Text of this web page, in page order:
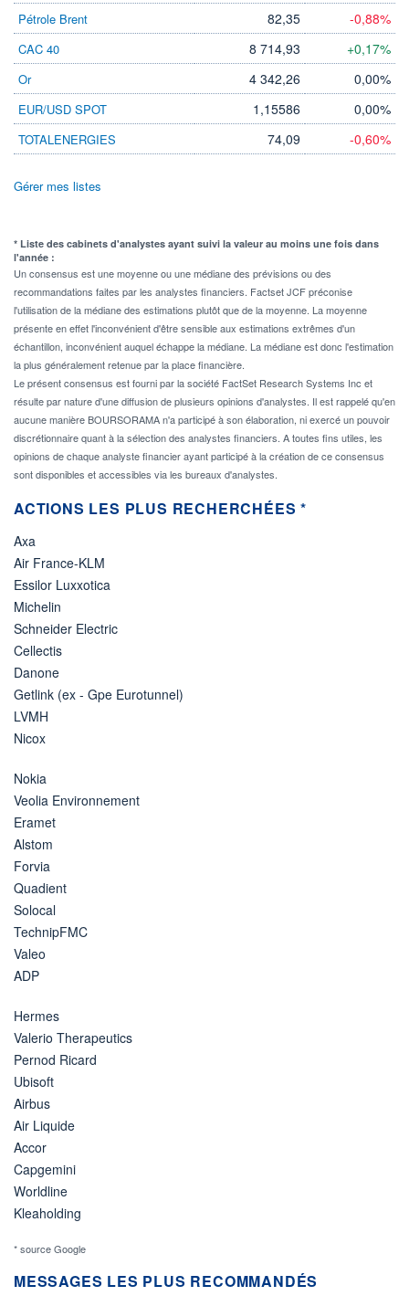
Pétrole Brent 82,35 -0,88%
CAC 40 8 714,93 +0,17%
Or 4 342,26 0,00%
EUR/USD SPOT 1,15586 0,00%
TOTALENERGIES 74,09 -0,60%
Gérer mes listes
* Liste des cabinets d'analystes ayant suivi la valeur au moins une fois dans
l'année :
Un consensus est une moyenne ou une médiane des prévisions ou des
recommandations faites par les analystes financiers. Factset JCF préconise
l'utilisation de la médiane des estimations plutôt que de la moyenne. La moyenne
présente en effet l'inconvénient d'être sensible aux estimations extrêmes d'un
échantillon, inconvénient auquel échappe la médiane. La médiane est donc l'estimation
la plus généralement retenue par la place financière.
Le présent consensus est fourni par la société FactSet Research Systems Inc et
résulte par nature d'une diffusion de plusieurs opinions d'analystes. Il est rappelé qu'en
aucune manière BOURSORAMA n'a participé à son élaboration, ni exercé un pouvoir
discrétionnaire quant à la sélection des analystes financiers. A toutes fins utiles, les
opinions de chaque analyste financier ayant participé à la création de ce consensus
sont disponibles et accessibles via les bureaux d'analystes.
ACTIONS LES PLUS RECHERCHÉES *
Axa
Air France-KLM
Essilor Luxxotica
Michelin
Schneider Electric
Cellectis
Danone
Getlink (ex - Gpe Eurotunnel)
LVMH
Nicox
Nokia
Veolia Environnement
Eramet
Alstom
Forvia
Quadient
Solocal
TechnipFMC
Valeo
ADP
Hermes
Valerio Therapeutics
Pernod Ricard
Ubisoft
Airbus
Air Liquide
Accor
Capgemini
Worldline
Kleaholding
* source Google
MESSAGES LES PLUS RECOMMANDÉS